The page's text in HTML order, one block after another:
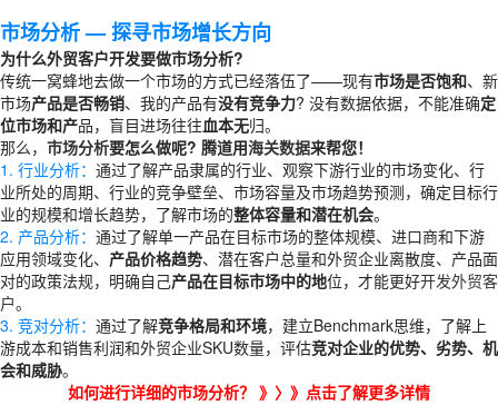
市场分析— 探寻市场增长方向
为什么外贸客户开发要做市场分析?
传统一窝蜂地去做一个市场的方式已经落伍了——现有市场是否饱和、新
市场产品是否畅销、我的产品有没有竞争力? 没有数据依据，不能准确定
位市场和产品，盲目进场往往血本无归。
那么， 市场分析要怎么做呢? 腾道用海关数据来帮您！
1. 行业分析： 通过了解产品隶属的行业、观察下游行业的市场变化、行
业所处的周期、行业的竞争壁垒、市场容量及市场趋势预测，确定目标行
业的规模和增长趋势，了解市场的整体容量和潜在机会。
2. 产品分析： 通过了解单一产品在目标市场的整体规模、进口商和下游
应用领域变化、 产品价格趋势、潜在客户总量和外贸企业离散度、产品面
对的政策法规，明确自己产品在目标市场中的地位，才能更好开发外贸客
户。
3. 竞对分析： 通过了解竞争格局和环境，建立Benchmark思维，了解上
游成本和销售利润和外贸企业SKU数量，评估竞对企业的优势、劣势、机
会和威胁。
如何进行详细的市场分析？ 》〉》 点击了解更多详情